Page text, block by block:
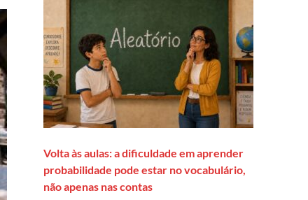
Volta às aulas: a dificuldade em aprender
probabilidade pode estar no vocabulário,
não apenas nas contas